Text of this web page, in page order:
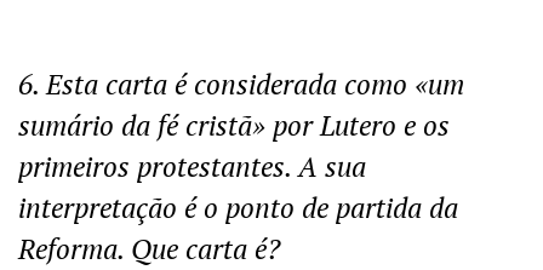
6. Esta carta é considerada como «um
sumário da fé cristã» por Lutero e os
primeiros protestantes. A sua
interpretação é o ponto de partida da
Reforma. Que carta é?